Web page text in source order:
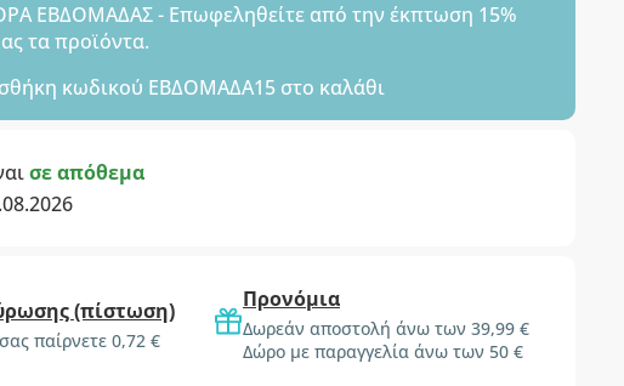
ΕΒΔΟΜΑΔΑΣ - Επωφεληθείτε από την έκπτωση 15%
τα προϊόντα.
κωδικού ΕΒΔΟΜΑΔΑ15 στο καλάθι
σε απόθεμα
(πίστωση)
παίρνετε 0,72 €
Προνόμια
Δωρεάν αποστολή άνω των 39,99 €
Δώρο με παραγγελία άνω των 50 €